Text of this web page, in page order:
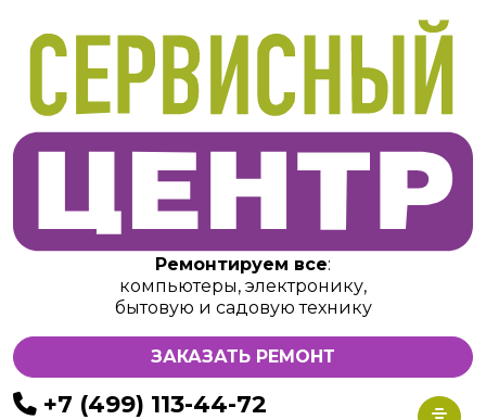
Ремонтируем все:
компьютеры, электронику,
бытовую и садовую технику
ЗАКАЗАТЬ РЕМОНТ
+7 (499) 113-44-72